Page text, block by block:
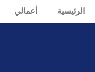
الرئيسية أعمالي